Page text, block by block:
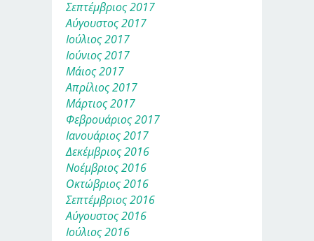
Σεπτέμβριος 2017
Αύγουστος 2017
Ιούλιος 2017
Ιούνιος 2017
Μάιος 2017
Απρίλιος 2017
Μάρτιος 2017
Φεβρουάριος 2017
Ιανουάριος 2017
Δεκέμβριος 2016
Νοέμβριος 2016
Οκτώβριος 2016
Σεπτέμβριος 2016
Αύγουστος 2016
Ιούλιος 2016